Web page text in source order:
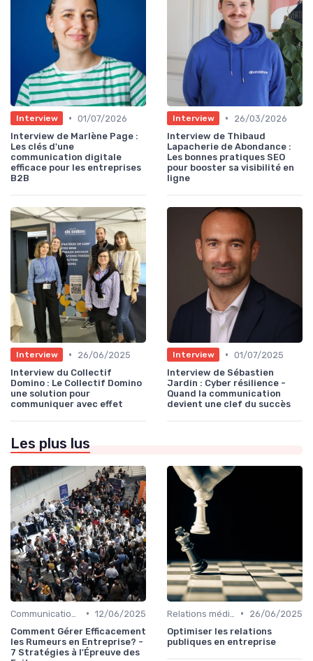
Interview • 01/07/2026
Interview de Marlène Page :
Les clés d'une
communication digitale
efficace pour les entreprises
B2B
Interview •
26/03/2026
Interview de Thibaud
Lapacherie de Abondance :
Les bonnes pratiques SEO
pour booster sa visibilité en
ligne
Interview •
26/06/2025
Interview du Collectif
Domino : Le Collectif Domino
une solution pour
communiquer avec effet
Interview • 01/07/2025
Interview de Sébastien
Jardin : Cyber résilience -
Quand la communication
devient une clef du succès
Les plus lus
• 12/06/2025
Comment Gérer Efficacement
les Rumeurs en Entreprise? -
7 Stratégies à l'Épreuve des
•
26/06/2025
Optimiser les relations
publiques en entreprise